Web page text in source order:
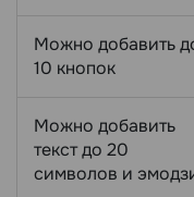
Можно добавить
10 кнопок
Можно добавить
текст до 20
символов и